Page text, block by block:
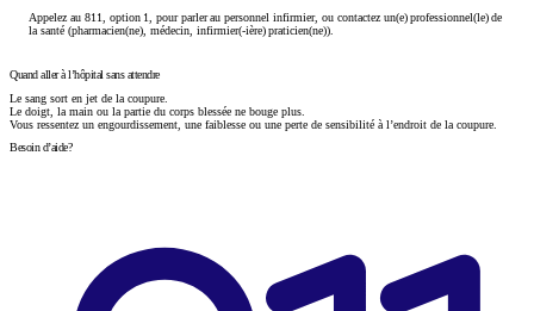
Appelez au 811, option 1, pour parler au personnel infirmier, ou contactez un(e) professionnel(le) de
la santé (pharmacien(ne), médecin, infirmier(-ière) praticien(ne)).
Quand aller à l’hôpital sans attendre
Le sang sort en jet de la coupure.
Le doigt, la main ou la partie du corps blessée ne bouge plus.
Vous ressentez un engourdissement, une faiblesse ou une perte de sensibilité à l’endroit de la coupure.
Besoin d’aide?